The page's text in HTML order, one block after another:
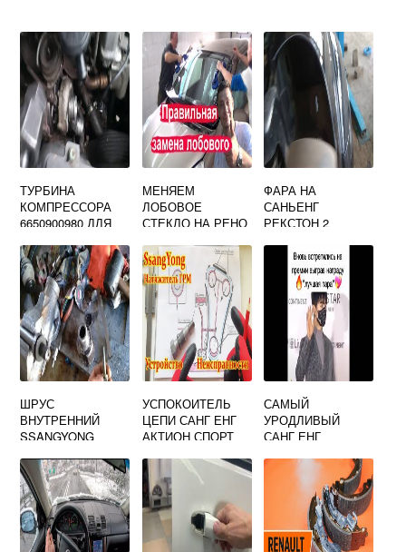
ТУРБИНА
КОМПРЕССОРА
6650900980 ДЛЯ
SSANGYONG
REXTON 2007
МЕНЯЕМ
ЛОБОВОЕ
СТЕКЛО НА РЕНО
САМОСТОЯТЕЛЬН
О
ФАРА НА
САНЬЕНГ
РЕКСТОН 2
ШРУС
ВНУТРЕННИЙ
SSANGYONG
УСПОКОИТЕЛЬ
ЦЕПИ САНГ ЕНГ
АКТИОН СПОРТ
САМЫЙ
УРОДЛИВЫЙ
САНГ ЕНГ